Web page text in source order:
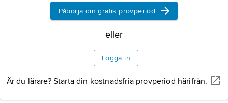
Information om artikeln
Påbörja din gratis provperiod
eller
Logga in
Är du lärare? Starta din kostnadsfria provperiod härifrån.